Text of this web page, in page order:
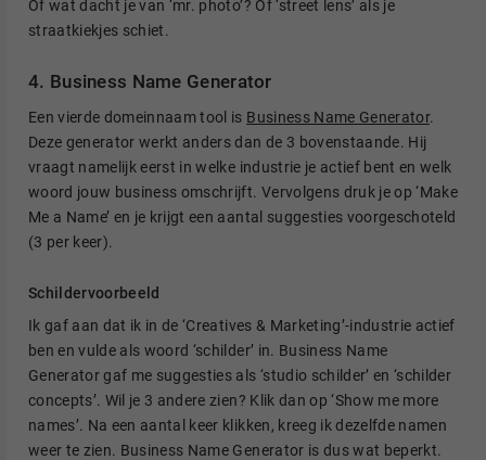
Of wat dacht je van ‘mr. photo’? Of ‘street lens’ als je
straatkiekjes schiet.
4. Business Name Generator
Een vierde domeinnaam tool is Business Name Generator.
Deze generator werkt anders dan de 3 bovenstaande. Hij
vraagt namelijk eerst in welke industrie je actief bent en welk
woord jouw business omschrijft. Vervolgens druk je op ‘Make
Me a Name’ en je krijgt een aantal suggesties voorgeschoteld
(3 per keer).
Schildervoorbeeld
Ik gaf aan dat ik in de ‘Creatives & Marketing’-industrie actief
ben en vulde als woord ‘schilder’ in. Business Name
Generator gaf me suggesties als ‘studio schilder’ en ‘schilder
concepts’. Wil je 3 andere zien? Klik dan op ‘Show me more
names’. Na een aantal keer klikken, kreeg ik dezelfde namen
weer te zien. Business Name Generator is dus wat beperkt.